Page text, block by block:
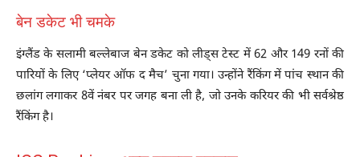
बेन डकेट भी चमके
इंग्लैंड के सलामी बल्लेबाज बेन डकेट को लीड्स टेस्ट में 62 और 149 रनों की
पारियों के लिए ‘प्लेयर ऑफ द मैच’ चुना गया। उन्होंने रैंकिंग में पांच स्थान की
छलांग लगाकर 8वें नंबर पर जगह बना ली है, जो उनके करियर की भी सर्वश्रेष्ठ
रैंकिंग है।